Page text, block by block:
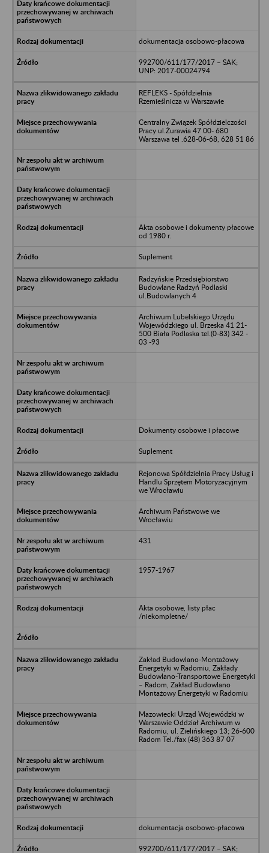
dokumentacja osobowo-płacowa
992700/611/177/2017 – SAK;
UNP: 2017-00024794
REFLEKS - Spółdzielnia
Rzemieślnicza w Warszawie
Centralny Związek Spółdzielczości
Pracy ul.Żurawia 47 00- 680
Warszawa tel .628-06-68, 628 51 86
Akta osobowe i dokumenty płacowe
od 1980 r.
Suplement
Radzyńskie Przedsiębiorstwo
Budowlane Radzyń Podlaski
ul.Budowlanych 4
Archiwum Lubelskiego Urzędu
Wojewódzkiego ul. Brzeska 41 21-
500 Biała Podlaska tel.(0-83) 342 -
03 -93
Dokumenty osobowe i płacowe
Suplement
Rejonowa Spółdzielnia Pracy Usług i
Handlu Sprzętem Motoryzacyjnym
we Wrocławiu
Archiwum Państwowe we
Wrocławiu
431
1957-1967
Akta osobowe, listy płac
/niekompletne/
Zakład Budowlano-Montażowy
Energetyki w Radomiu, Zakłady
Budowlano-Transportowe Energetyki
– Radom, Zakład Budowlano
Montażowy Energetyki w Radomiu
Mazowiecki Urząd Wojewódzki w
Warszawie Oddział Archiwum w
Radomiu, ul. Zielińskiego 13; 26-600
Radom Tel./fax (48) 363 87 07
dokumentacja osobowo-płacowa
992700/611/177/2017 – SAK;